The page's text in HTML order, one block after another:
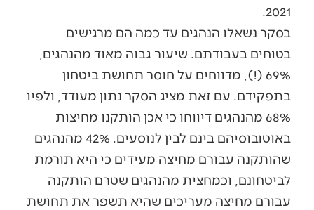
2021.
בסקר נשאלו הנהגים עד כמה הם מרגישים
בטוחים בעבודתם. שיעור גבוה מאוד מהנהגים,
69% (!), מדווחים על חוסר תחושת ביטחון
בתפקידם. עם זאת מציג הסקר נתון מעודד, ולפיו
68% מהנהגים דיווחו כי אכן הותקנו מחיצות
באוטובוסיהם בינם לבין לנוסעים. 42% מהנהגים
שהותקנה עבורם מחיצה מעידים כי היא תורמת
לביטחונם, וכמחצית מהנהגים שטרם הותקנה
עבורם מחיצה מעריכים שהיא תשפר את תחושת